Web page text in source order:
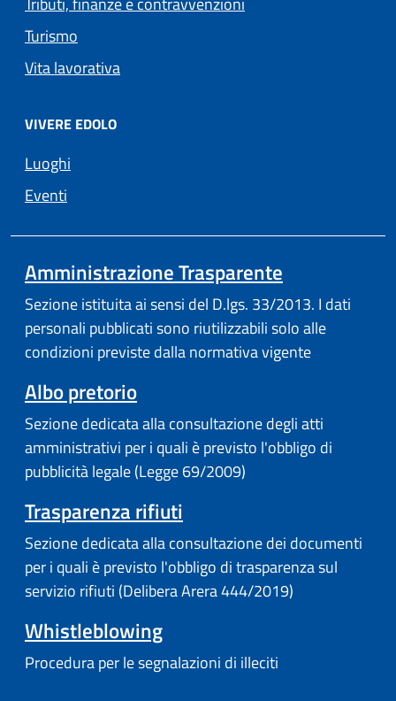
Turismo
Vita lavorativa
VIVERE EDOLO
Luoghi
Eventi
Amministrazione Trasparente
Sezione istituita ai sensi del D.lgs. 33/2013. I dati
personali pubblicati sono riutilizzabili solo alle
condizioni previste dalla normativa vigente
Albo pretorio
Sezione dedicata alla consultazione degli atti
amministrativi per i quali è previsto l'obbligo di
pubblicità legale (Legge 69/2009)
Trasparenza rifiuti
Sezione dedicata alla consultazione dei documenti
per i quali è previsto l'obbligo di trasparenza sul
servizio rifiuti (Delibera Arera 444/2019)
Whistleblowing
Procedura per le segnalazioni di illeciti